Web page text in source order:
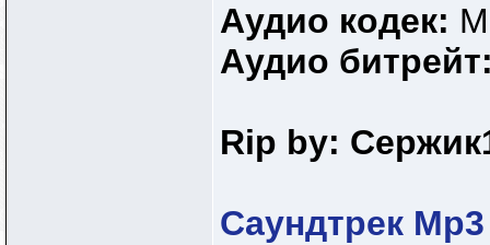
Аудио кодек:
Аудио
Rip by:
Саундтрек